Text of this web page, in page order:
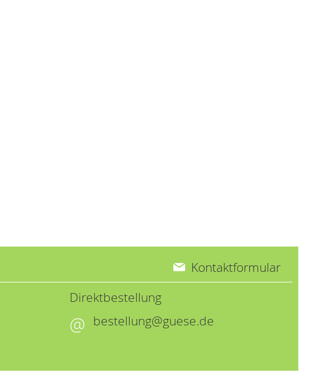
Kontaktformular
Direktbestellung
bestellung@guese.de